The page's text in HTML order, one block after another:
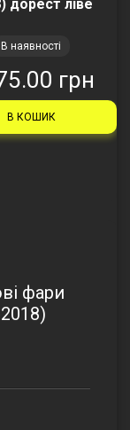
дорест ліве
В наявності
грн
В КОШИК
фари